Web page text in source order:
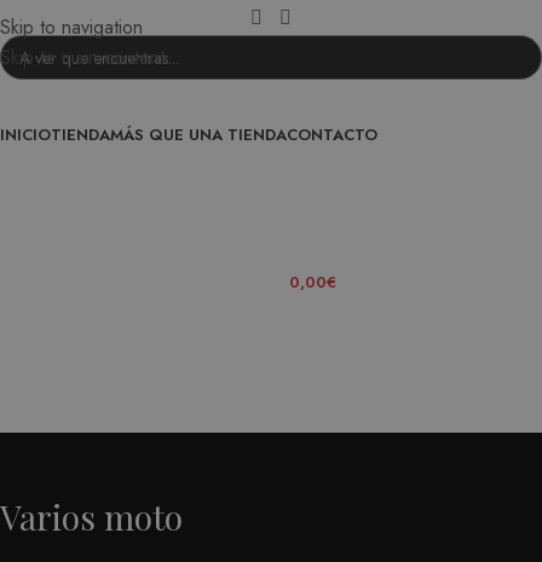
Skip to navigation
Skip to main content
INICIOTIENDAMÁS QUE UNA TIENDACONTACTO
0,00€
Varios moto